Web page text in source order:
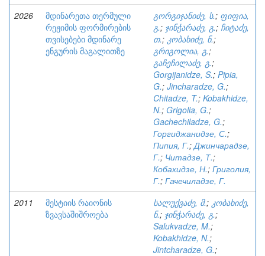
2026
მდინარეთა თერმული
რეჟიმის ფორმირების
თვისებები მდინარე
ენგურის მაგალითზე
გორგიჯანიძე, ს.; ფიფია,
გ.; ჯინჭარაძე, გ.; ჩიტაძე,
თ.; კობახიძე, ნ.;
გრიგოლია, გ.;
გაჩეჩილაძე, გ.;
Gorgijanidze, S.; Pipia,
G.; Jincharadze, G.;
Chitadze, T.; Kobakhidze,
N.; Grigolia, G.;
Gachechiladze, G.;
Горгиджанидзе, С.;
Пипия, Г.;Джинчарадзе,
Г.; Читадзе, Т.;
Кобахидзе, Н.; Григолия,
Г.; Гачечиладзе, Г.
2011
მესტიის რაიონის
ზვავსაშიშროება
სალუქვაძე, მ.; კობახიძე,
ნ.; ჯინჭარაძე, გ.;
Salukvadze, M.;
Kobakhidze, N.;
Jintcharadze, G.;